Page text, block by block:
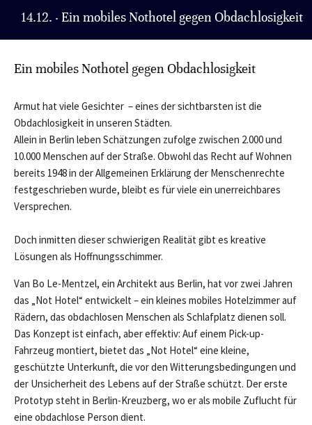
14.12. · Ein mobiles Nothotel gegen Obdachlosigkeit
Ein mobiles Nothotel gegen Obdachlosigkeit
Armut hat viele Gesichter – eines der sichtbarsten ist die
Obdachlosigkeit in unseren Städten.
Allein in Berlin leben Schätzungen zufolge zwischen 2.000 und
10.000 Menschen auf der Straße. Obwohl das Recht auf Wohnen
bereits 1948 in der Allgemeinen Erklärung der Menschenrechte
festgeschrieben wurde, bleibt es für viele ein unerreichbares
Versprechen.
Doch inmitten dieser schwierigen Realität gibt es kreative
Lösungen als Hoffnungsschimmer.
Van Bo Le-Mentzel, ein Architekt aus Berlin, hat vor zwei Jahren
das „Not Hotel“ entwickelt – ein kleines mobiles Hotelzimmer auf
Rädern, das obdachlosen Menschen als Schlafplatz dienen soll.
Das Konzept ist einfach, aber effektiv: Auf einem Pick-up-
Fahrzeug montiert, bietet das „Not Hotel“ eine kleine,
geschützte Unterkunft, die vor den Witterungsbedingungen und
der Unsicherheit des Lebens auf der Straße schützt. Der erste
Prototyp steht in Berlin-Kreuzberg, wo er als mobile Zuflucht für
eine obdachlose Person dient.